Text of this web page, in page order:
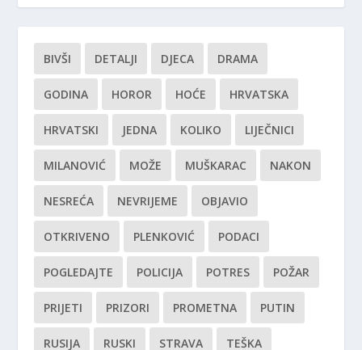
BIVŠI DETALJI DJECA DRAMA
GODINA HOROR HOĆE HRVATSKA
HRVATSKI JEDNA KOLIKO LIJEČNICI
MILANOVIĆ MOŽE MUŠKARAC NAKON
NESREĆA NEVRIJEME OBJAVIO
OTKRIVENO PLENKOVIĆ PODACI
POGLEDAJTE POLICIJA POTRES POŽAR
PRIJETI PRIZORI PROMETNA PUTIN
RUSIJA RUSKI STRAVA TEŠKA